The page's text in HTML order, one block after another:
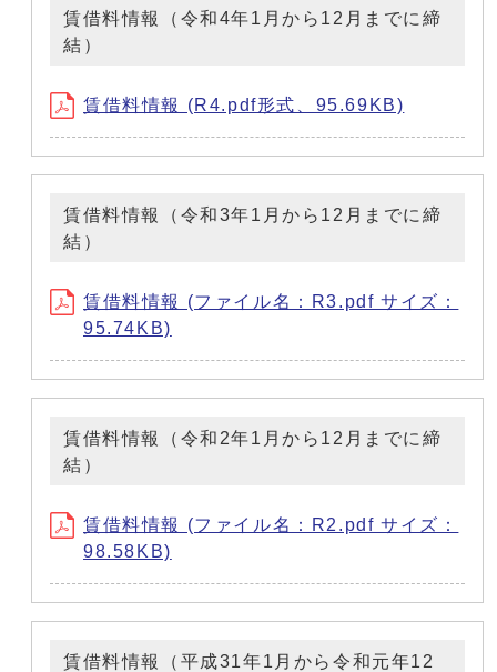
賃借料情報（令和4年1月から12月までに締
結）
賃借料情報 (R4.pdf形式、95.69KB)
賃借料情報（令和3年1月から12月までに締
結）
賃借料情報 (ファイル名：R3.pdf サイズ：
95.74KB)
賃借料情報（令和2年1月から12月までに締
結）
賃借料情報 (ファイル名：R2.pdf サイズ：
98.58KB)
賃借料情報（平成31年1月から令和元年12